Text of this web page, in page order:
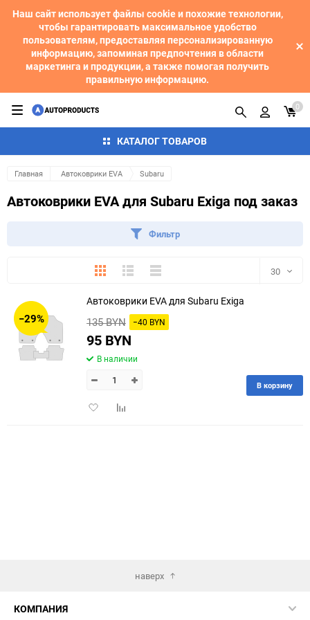
Наш сайт использует файлы cookie и похожие технологии,
чтобы гарантировать максимальное удобство
пользователям, предоставляя персонализированную
информацию, запоминая предпочтения в области
маркетинга и продукции, а также помогая получить
правильную информацию.
КАТАЛОГ ТОВАРОВ
0
Главная Автоковрики EVA Subaru
Автоковрики EVA для Subaru Exiga под заказ
Фильтр
ПлиткаПодробноКомпактно 30
150
−29%
Автоковрики EVA для Subaru Exiga
135 BYN −40 BYN
95 BYN
В наличии
ДобавитьДобавить
В корзину
наверх
КОМПАНИЯ